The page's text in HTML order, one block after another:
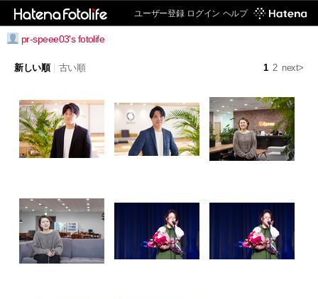
ユーザー登録 ログイン ヘルプ
pr-speee03's fotolife
1 2 next>
新しい順 古い順